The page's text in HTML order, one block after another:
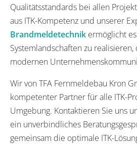
Qualitätsstandards bei allen
aus ITK-Kompetenz und unserer
Brandmeldetechnik ermöglicht
Systemlandschaften zu
modernen
Wir von TFA Fernmeldebau Kron
kompetenter Partner für alle ITK-
Umgebung. Kontaktieren Sie uns
ein unverbindliches
gemeinsam die optimale ITK-